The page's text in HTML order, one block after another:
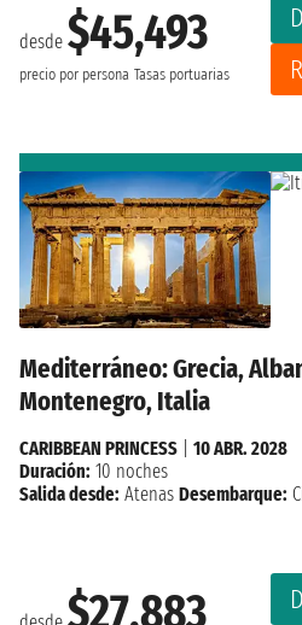
desde $45,493
precio por persona Tasas portuarias
Mediterráneo: Grecia,
Montenegro, Italia
$27,883
CARIBBEAN PRINCESS
10 ABR. 2028
Duración: 10 noches
Salida desde: Atenas Desembarque: